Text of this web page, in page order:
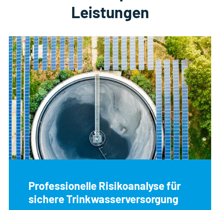
Leistungen
Professionelle Risikoanalyse für
sichere Trinkwasserversorgung